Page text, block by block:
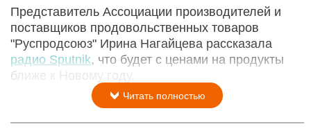
Представитель Ассоциации производителей и
поставщиков продовольственных товаров
"Руспродсоюз" Ирина Нагайцева рассказала
радио Sputnik, что будет с ценами на продукты
ближе к Новому году.
Читать полностью